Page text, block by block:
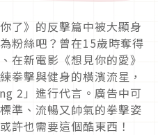
了》的反擊篇中被大顯身
粉絲吧？曾在15歲時奪得
在新電影《想見你的愛》
拳擊與健身的橫濱流星，
2」進行代言。廣告中可
準、流暢又帥氣的拳擊姿
許也需要這個酷東西！